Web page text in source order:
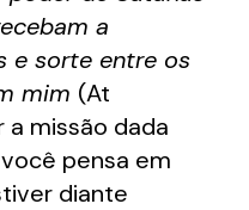
a
e sorte entre os
mim (At
a missão dada
pensa em
diante